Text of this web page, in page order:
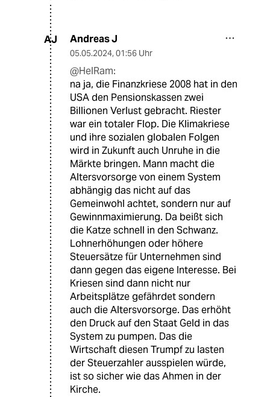
AJ Andreas J
05.05.2024, 01:56 Uhr
@HelRam:
na ja, die Finanzkriese 2008 hat in den
USA den Pensionskassen zwei
Billionen Verlust gebracht. Riester
war ein totaler Flop. Die Klimakriese
und ihre sozialen globalen Folgen
wird in Zukunft auch Unruhe in die
Märkte bringen. Mann macht die
Altersvorsorge von einem System
abhängig das nicht auf das
Gemeinwohl achtet, sondern nur auf
Gewinnmaximierung. Da beißt sich
die Katze schnell in den Schwanz.
Lohnerhöhungen oder höhere
Steuersätze für Unternehmen sind
dann gegen das eigene Interesse. Bei
Kriesen sind dann nicht nur
Arbeitsplätze gefährdet sondern
auch die Altersvorsorge. Das erhöht
den Druck auf den Staat Geld in das
System zu pumpen. Das die
Wirtschaft diesen Trumpf zu lasten
der Steuerzahler ausspielen würde,
ist so sicher wie das Ahmen in der
Kirche.